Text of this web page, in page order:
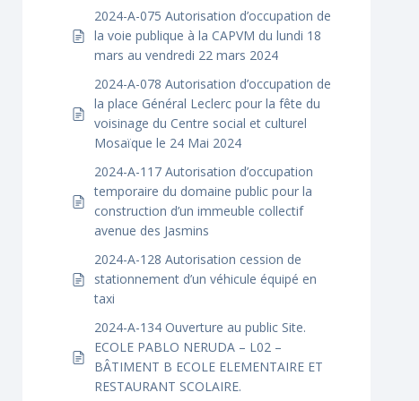
2024-A-075 Autorisation d’occupation de
la voie publique à la CAPVM du lundi 18
mars au vendredi 22 mars 2024
2024-A-078 Autorisation d’occupation de
la place Général Leclerc pour la fête du
voisinage du Centre social et culturel
Mosaïque le 24 Mai 2024
2024-A-117 Autorisation d’occupation
temporaire du domaine public pour la
construction d’un immeuble collectif
avenue des Jasmins
2024-A-128 Autorisation cession de
stationnement d’un véhicule équipé en
taxi
2024-A-134 Ouverture au public Site.
ECOLE PABLO NERUDA – L02 –
BÂTIMENT B ECOLE ELEMENTAIRE ET
RESTAURANT SCOLAIRE.